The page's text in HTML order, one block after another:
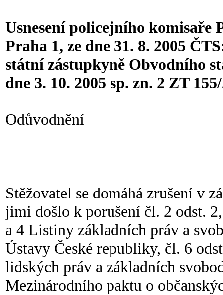
Usnesení policejního komisaře
Praha 1, ze dne 31. 8. 2005
státní zástupkyně Obvodního
dne 3. 10. 2005 sp. zn. 2 ZT
Odůvodnění
Stěžovatel se domáhá zrušení v
jimi došlo k porušení čl. 2 odst.
a 4 Listiny základních práv a
Ústavy České republiky, čl. 6
lidských práv a základních
Mezinárodního paktu o